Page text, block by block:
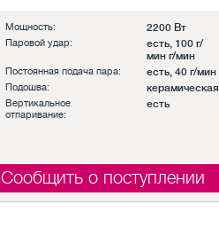
Мощность: 2200 Вт
Паровой удар:
есть, 100 г/
мин г/мин
Постоянная подача пара: есть, 40 г/мин
Подошва: керамическая
Вертикальное
отпаривание:
есть
Сообщить о поступлении